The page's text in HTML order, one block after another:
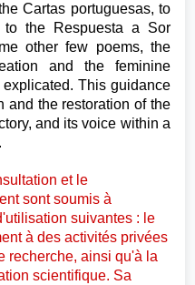
Cartas portuguesas, to
to the Respuesta a Sor
other few poems, the
and the feminine
This guidance
and the restoration of the
and its voice within a
et le
sont soumis à
suivantes : le
à des activités privées
recherche, ainsi qu'à la
scientifique. Sa